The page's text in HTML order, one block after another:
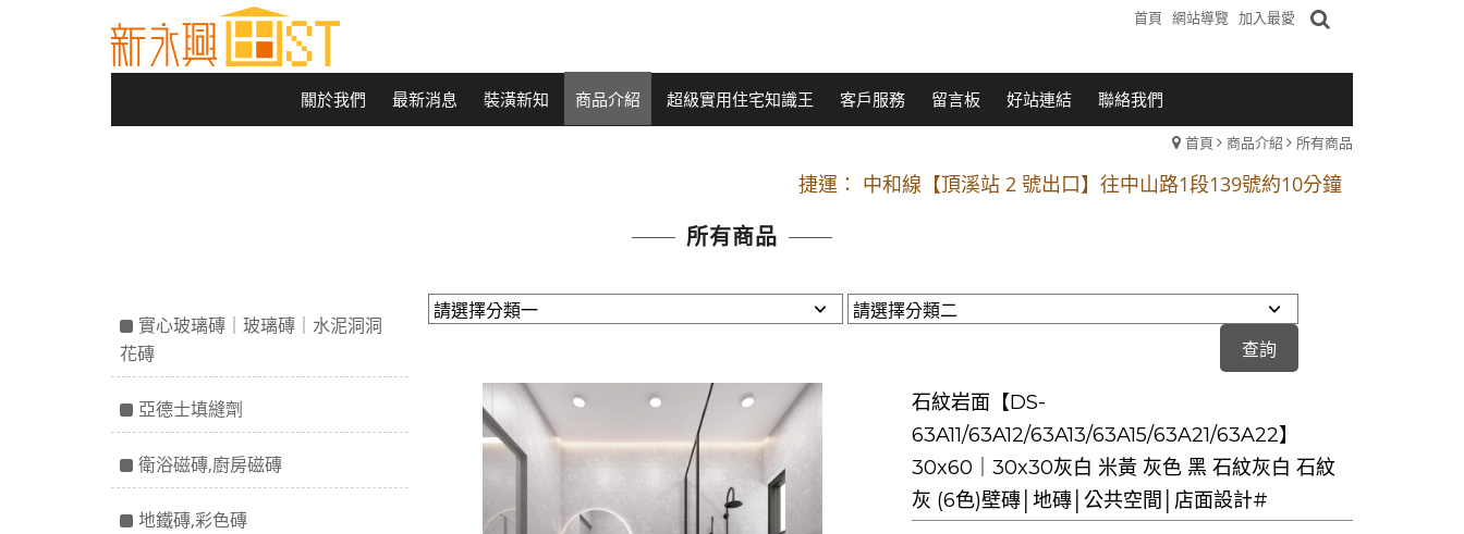
首頁 網站導覽 加入最愛
關於我們 最新消息 裝潢新知 商品介紹 超級實用住宅知識王 客戶服務 留言板 好站連結 聯絡我們
首頁 商品介紹 所有商品
開車：中山路1段 到永平路路口(樂華夜市口)門口可停車
捷運： 中和線【頂溪站 2 號出口】往中山路1段139號約10分鐘
原Line已滿 無法加Line好友 請親愛的客戶加入 LINE官方帳號@a0975005573
捷運： 中和線【頂溪站 2 號出口】往中山路1段139號約10分鐘
原Line已滿 無法加Line好友 請親愛的客戶加入 LINE官方帳號@a0975005573
所有商品
實心玻璃磚｜玻璃磚｜水泥洞洞
花磚
亞德士填縫劑
衛浴磁磚,廚房磁磚
地鐵磚,彩色磚
石紋岩面【DS-
63A11/63A12/63A13/63A15/63A21/63A22】
30x60｜30x30灰白 米黃 灰色 黑 石紋灰白 石紋
灰 (6色)壁磚│地磚│公共空間│店面設計#